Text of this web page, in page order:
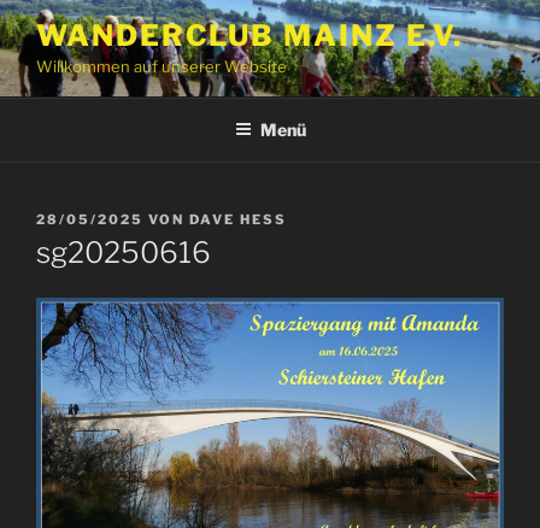
Zum
Inhalt
springen
WANDERCLUB MAINZ E.V.
Willkommen auf unserer Website
Menü
VERÖFFENTLICHT
28/05/2025 VON DAVE HESS
sg20250616